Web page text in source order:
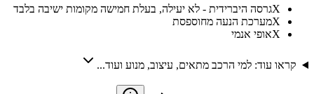
Xגרסה היברידית - לא יעילה, בעלת חמישה מקומות ישיבה בלבד
Xמערכת הנעה מחוספסת
Xאופי אנמי
קראו עוד: למי הרכב מתאים, עיצוב, מנוע ועוד...